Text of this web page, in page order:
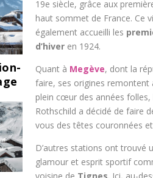
19e siècle, grâce aux
haut sommet de France. Ce
également accueilli les
d’hiver en 1924.
Quant à Megève, dont la
faire, ses origines remontent
plein cœur des années folles,
Rothschild a décidé de faire
vous des têtes couronnées
D’autres stations ont trouvé
glamour et esprit sportif